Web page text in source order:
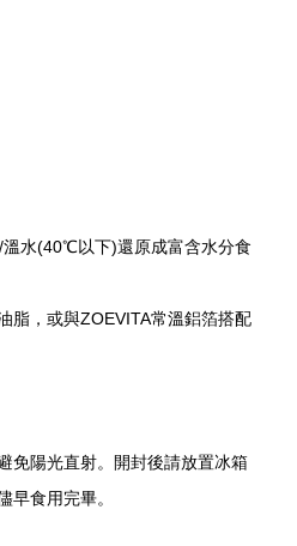
水(40℃以下)還原成富含水分食
脂，或與ZOEVITA常溫鋁箔搭配
免陽光直射。開封後請放置冰箱
早食用完畢。